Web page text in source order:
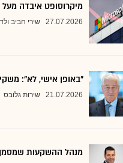
מיקרוסופט איבדה מעל
27.07.2026 שירי חביב
"באופן אישי, לא":
21.07.2026 שירות גלובס
מנהל ההשקעות